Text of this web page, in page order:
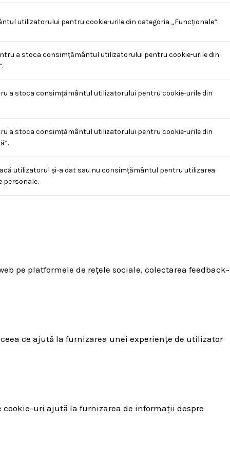
utilizatorului pentru cookie-urile din categoria „Funcționale”.
a stoca consimțământul utilizatorului pentru cookie-urile din
a stoca consimțământul utilizatorului pentru cookie-urile din
a stoca consimțământul utilizatorului pentru cookie-urile din
utilizatorul și-a dat sau nu consimțământul pentru utilizarea
personale.
pe platformele de rețele sociale, colectarea feedback-
ce ajută la furnizarea unei experiențe de utilizator
uri ajută la furnizarea de informații despre